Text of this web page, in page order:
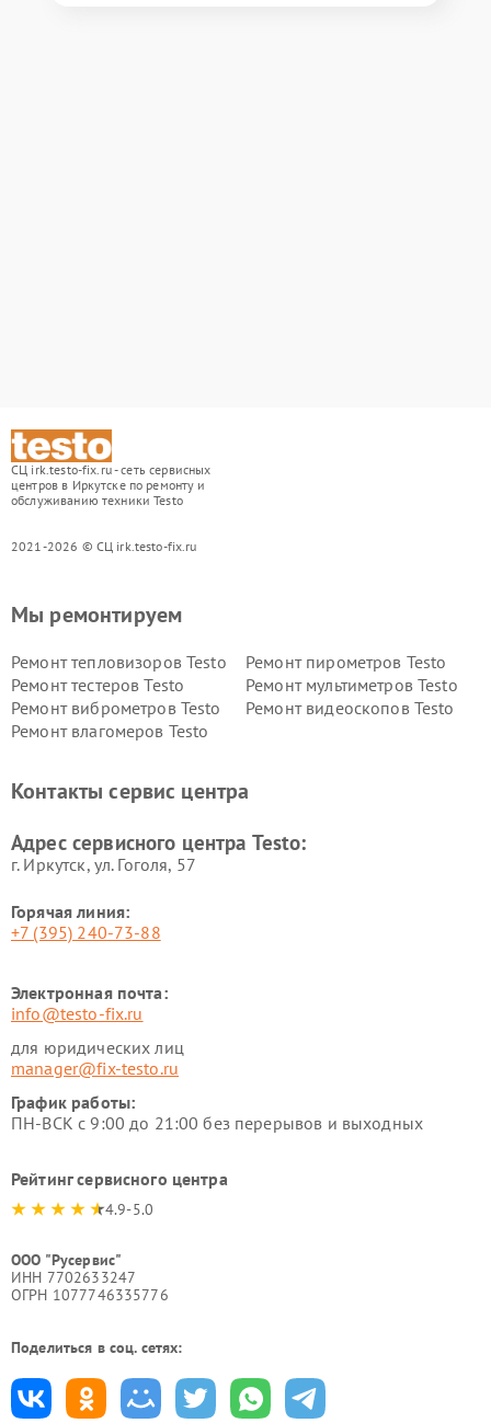
СЦ irk.testo-fix.ru - сеть сервисных
центров в Иркутске по ремонту и
обслуживанию техники Testo
2021-2026 © СЦ irk.testo-fix.ru
Мы ремонтируем
Ремонт тепловизоров Testo
Ремонт пирометров Testo
Ремонт тестеров Testo
Ремонт мультиметров Testo
Ремонт виброметров Testo
Ремонт видеоскопов Testo
Ремонт влагомеров Testo
Контакты сервис центра
Адрес сервисного центра Testo:
г. Иркутск, ул. ​Гоголя, 57
Горячая линия:
+7 (395) 240-73-88
Электронная почта:
info@testo-fix.ru
для юридических лиц
manager@fix-testo.ru
График работы:
ПН-ВСК с 9:00 до 21:00 без перерывов и выходных
Рейтинг сервисного центра
4.9-5.0
ООО "Русервис"
ИНН 7702633247
ОГРН 1077746335776
Поделиться в соц. сетях: